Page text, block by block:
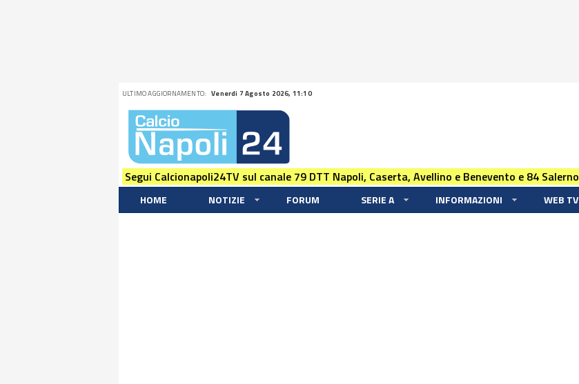
ULTIMO AGGIORNAMENTO: Venerdi 7 Agosto 2026, 11:10
Segui Calcionapoli24TV sul canale 79 DTT Napoli, Caserta, Avellino e Benevento e 84 Salerno
HOME NOTIZIE FORUM SERIE A INFORMAZIONI WEB TV